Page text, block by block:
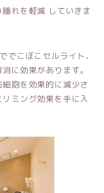
れを軽減 していきま
でこぼこセルライト、
に効果があります。
胞を効果的に減少さ
ミング効果を手に入